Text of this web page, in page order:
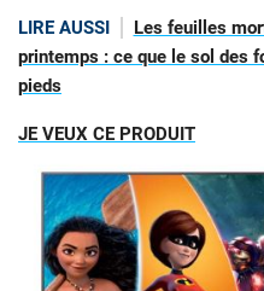
LIRE AUSSI
Les feuilles
printemps : ce que le sol des
pieds
JE VEUX CE PRODUIT